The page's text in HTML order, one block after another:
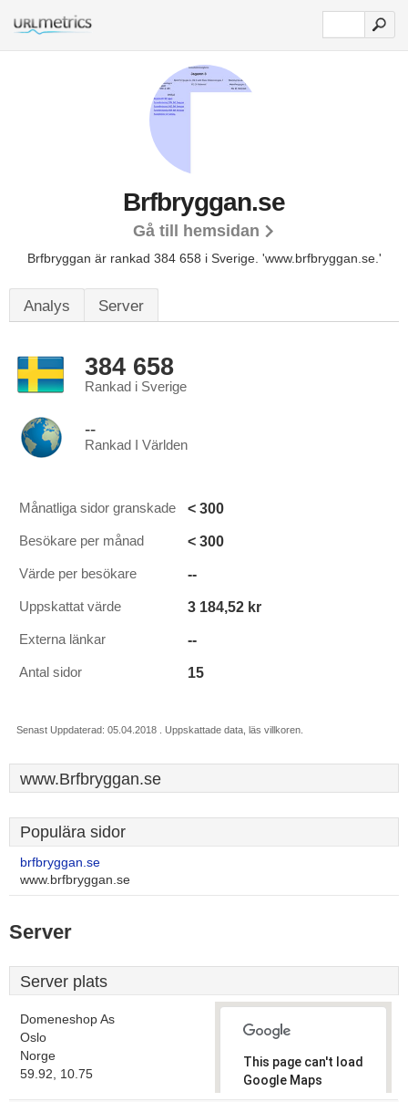
Brfbryggan.se
Gå till hemsidan
Brfbryggan är rankad 384 658 i Sverige. 'www.brfbryggan.se.'
Analys Server
384 658
Rankad i Sverige
--
Rankad I Världen
Månatliga sidor granskade < 300
Besökare per månad < 300
Värde per besökare --
Uppskattat värde 3 184,52 kr
Externa länkar --
Antal sidor 15
Senast Uppdaterad: 05.04.2018 . Uppskattade data, läs villkoren.
www.Brfbryggan.se
Populära sidor
brfbryggan.se
www.brfbryggan.se
Server
Server plats
Domeneshop As
Oslo
Norge
59.92, 10.75
This page can't load
Google Maps
correctly.